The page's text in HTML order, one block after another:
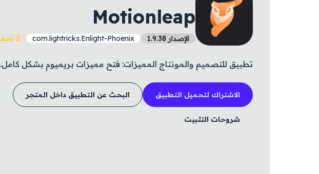
Motionleap
الإصدار 1.9.38 com.lightricks.Enlight-Phoenix 2 تحميل
تطبيق للتصميم والمونتاج المميزات: فتح مميزات بريميوم بشكل كامل.
الاشتراك لتحميل التطبيق البحث عن التطبيق داخل المتجر
شروحات التثبيت